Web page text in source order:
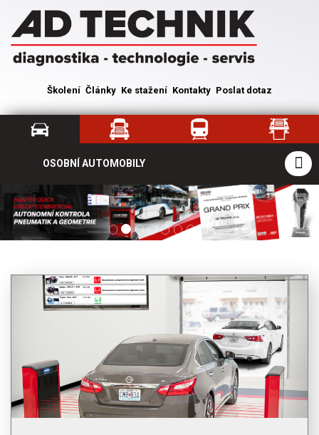
Školení Články Ke stažení Kontakty Poslat dotaz
OSOBNÍ AUTOMOBILY